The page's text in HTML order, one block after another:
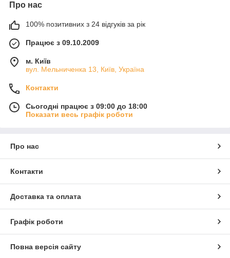
Про нас
100% позитивних з 24 відгуків за рік
Працює з 09.10.2009
м. Київ
вул. Мельниченка 13, Київ, Україна
Контакти
Сьогодні працює з 09:00 до 18:00
Показати весь графік роботи
Про нас
Контакти
Доставка та оплата
Графік роботи
Повна версія сайту